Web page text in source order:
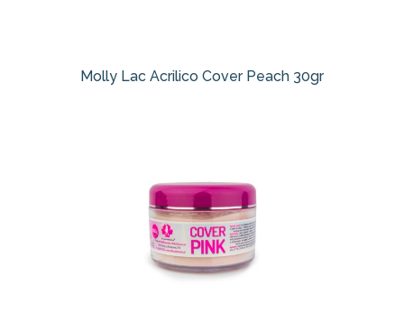
Molly Lac Acrilico Cover Peach 30gr